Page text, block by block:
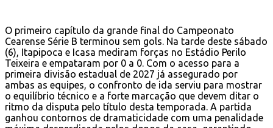
O primeiro capítulo da grande final do Campeonato
Cearense Série B terminou sem gols. Na tarde deste sábado
(6), Itapipoca e Icasa mediram forças no Estádio Perilo
Teixeira e empataram por 0 a 0. Com o acesso para a
primeira divisão estadual de 2027 já assegurado por
ambas as equipes, o confronto de ida serviu para mostrar
o equilíbrio técnico e a forte marcação que devem ditar o
ritmo da disputa pelo título desta temporada. A partida
ganhou contornos de dramaticidade com uma penalidade